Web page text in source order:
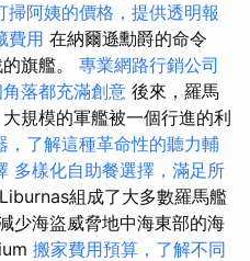
掃阿姨的價格，提供透明報
費用 在納爾遜勳爵的命令
旗艦。 專業網路行銷公司
落都充滿創意 後來，羅馬
規模的軍艦被一個行進的利
，了解這種革命性的聽力輔
多樣化自助餐選擇，滿足所
組成了大多數羅馬艦
少海盜威脅地中海東部的海
搬家費用預算，了解不同